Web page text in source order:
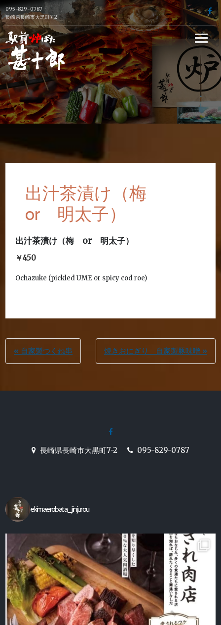
Skip
to
content
095-829-0787
長崎県長崎市大黒町7-2
長崎駅前の炉端
焼き居酒屋【駅
前炉端 甚十郎】
の公式ホームペ
ージ
出汁茶漬け（梅
or 明太子）
出汁茶漬け（梅 or 明太子）
￥450
Ochazuke (pickled UME or spicy cod roe)
投
稿
ナ
ン
« 自家製つくね串 焼きおにぎり 自家製豚味噌 »
長崎駅前の炉端焼き居酒屋
長崎県長崎市大黒町7-2
095-829-0787
ekimaerobata_jinjurou